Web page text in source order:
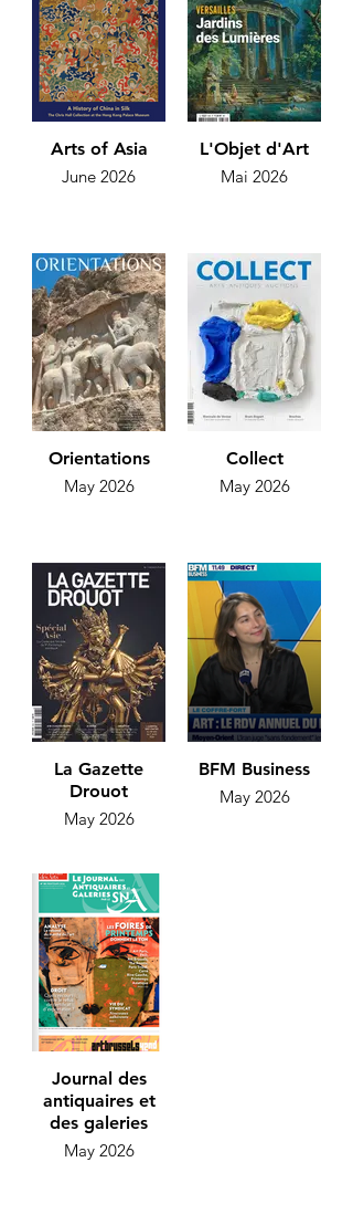
Arts of Asia
June 2026
L'Objet d'Art
Mai 2026
Orientations
May 2026
Collect
May 2026
La Gazette
Drouot
May 2026
BFM Business
May 2026
Journal des
antiquaires et
des galeries
May 2026